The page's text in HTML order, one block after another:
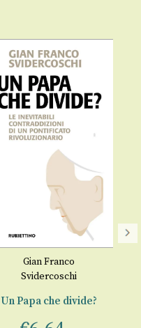
Gian Franco
Svidercoschi
Un Papa che divide?